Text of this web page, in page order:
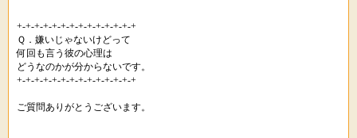
+-+-+-+-+-+-+-+-+-+-+-+-+-+
Ｑ．嫌いじゃないけどって
何回も言う彼の心理は
どうなのかが分からないです。
+-+-+-+-+-+-+-+-+-+-+-+-+-+
ご質問ありがとうございます。